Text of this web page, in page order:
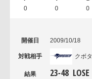
0 0 0
2009/10/18
クボタ
23-48 LOSE